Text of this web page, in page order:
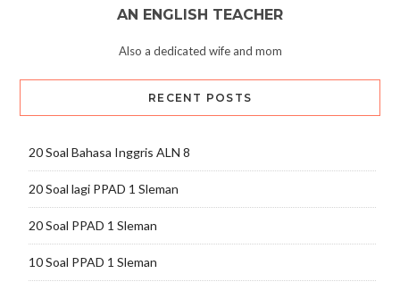
AN ENGLISH TEACHER
Also a dedicated wife and mom
RECENT POSTS
20 Soal Bahasa Inggris ALN 8
20 Soal lagi PPAD 1 Sleman
20 Soal PPAD 1 Sleman
10 Soal PPAD 1 Sleman